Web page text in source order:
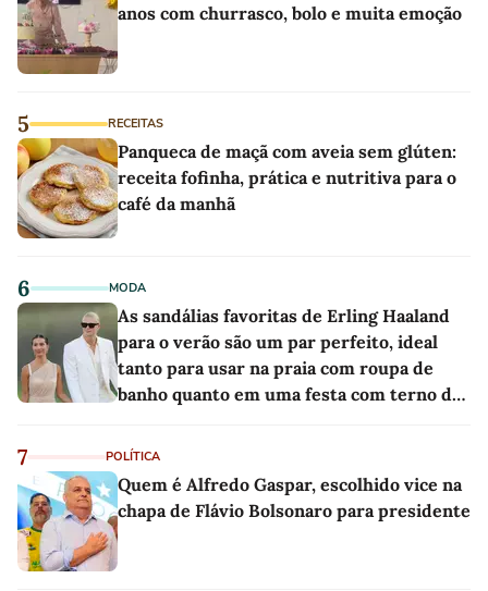
anos com churrasco, bolo e muita emoção
5 RECEITAS
Panqueca de maçã com aveia sem glúten:
receita fofinha, prática e nutritiva para o
café da manhã
6 MODA
As sandálias favoritas de Erling Haaland
para o verão são um par perfeito, ideal
tanto para usar na praia com roupa de
banho quanto em uma festa com terno de
7 POLÍTICA
Quem é Alfredo Gaspar, escolhido vice na
chapa de Flávio Bolsonaro para presidente